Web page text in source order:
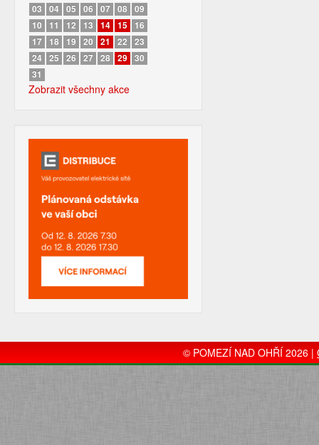
03
04 05 06 07 08
09
10
11 12 13 14 15
16
17 18 19 20 21 22
23
24
25 26 27 28 29
30
31
Zobrazit všechny akce
© POMEZÍ NAD OHŘÍ 2026 |